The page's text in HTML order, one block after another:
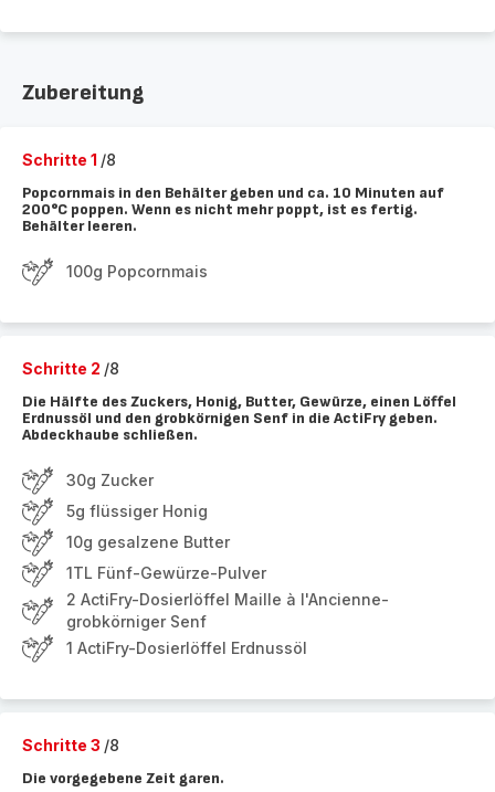
Zubereitung
Schritte 1 /8
Popcornmais in den Behälter geben und ca. 10 Minuten auf
200°C poppen. Wenn es nicht mehr poppt, ist es fertig.
Behälter leeren.
100g Popcornmais
Schritte 2 /8
Die Hälfte des Zuckers, Honig, Butter, Gewürze, einen Löffel
Erdnussöl und den grobkörnigen Senf in die ActiFry geben.
Abdeckhaube schließen.
30g Zucker
5g flüssiger Honig
10g gesalzene Butter
1TL Fünf-Gewürze-Pulver
2 ActiFry-Dosierlöffel Maille à l'Ancienne-
grobkörniger Senf
1 ActiFry-Dosierlöffel Erdnussöl
Schritte 3 /8
Die vorgegebene Zeit garen.